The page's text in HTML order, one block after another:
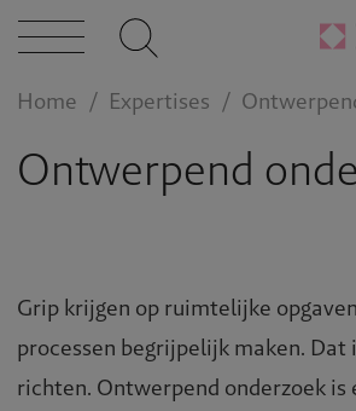
bij
Home Expertises
Ontwerpend
Grip krijgen op ruimtelijke
processen begrijpelijk maken. Dat
richten. Ontwerpend onderzoek is